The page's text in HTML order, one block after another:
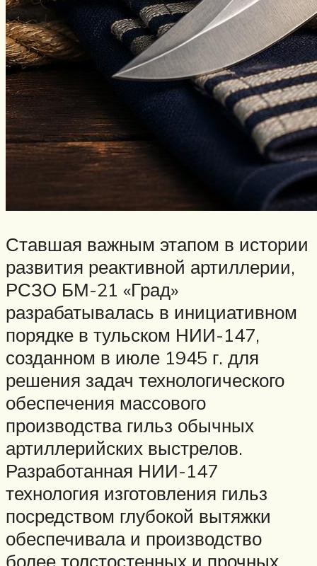
Ставшая важным этапом в истории
развития реактивной артиллерии,
РСЗО БМ-21 «Град»
разрабатывалась в инициативном
порядке в тульском НИИ-147,
созданном в июле 1945 г. для
решения задач технологического
обеспечения массового
производства гильз обычных
артиллерийских выстрелов.
Разработанная НИИ-147
технология изготовления гильз
посредством глубокой вытяжки
обеспечивала и производство
более толстостенных и прочных